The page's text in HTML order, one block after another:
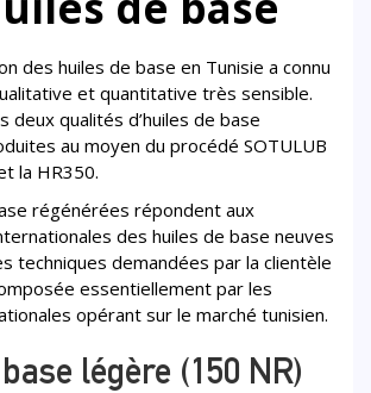
des huiles de base en Tunisie a connu
et quantitative très sensible.
deux qualités d’huiles de base
au moyen du procédé SOTULUB
la HR350.
régénérées répondent aux
des huiles de base neuves
techniques demandées par la clientèle
essentiellement par les
opérant sur le marché tunisien.
légère (150 NR)